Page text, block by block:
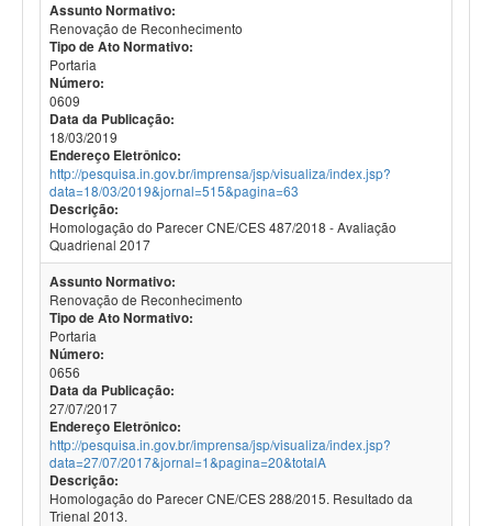
Assunto Normativo:
Renovação de Reconhecimento
Tipo de Ato Normativo:
Portaria
Número:
0609
Data da Publicação:
18/03/2019
Endereço Eletrônico:
http://pesquisa.in.gov.br/imprensa/jsp/visualiza/index.jsp?
data=18/03/2019&jornal=515&pagina=63
Descrição:
Homologação do Parecer CNE/CES 487/2018 - Avaliação
Quadrienal 2017
Assunto Normativo:
Renovação de Reconhecimento
Tipo de Ato Normativo:
Portaria
Número:
0656
Data da Publicação:
27/07/2017
Endereço Eletrônico:
http://pesquisa.in.gov.br/imprensa/jsp/visualiza/index.jsp?
data=27/07/2017&jornal=1&pagina=20&totalA
Descrição:
Homologação do Parecer CNE/CES 288/2015. Resultado da
Trienal 2013.